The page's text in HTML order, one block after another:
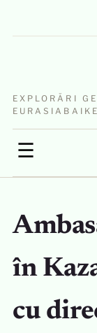
EXPLORĂRI
☰
în
cu